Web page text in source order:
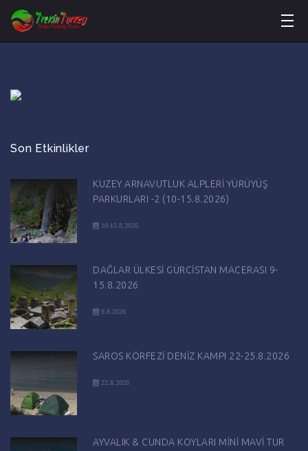
Son Etkinlikler
KUZEY ARNAVUTLUK ALPLERİ YÜRÜYÜŞ
PARKURLARI -2 (10-15.8.2026)
10-15.8.2026
DAĞLAR ÜLKESİ GÜRCİSTAN MACERASI 9-
15.8.2026
9.8.2026
SAROS KÖRFEZİ DENİZ KAMPI 22-25.8.2026
22.8.2026
AYVALIK & CUNDA KOYLARI MİNİ MAVİ TUR